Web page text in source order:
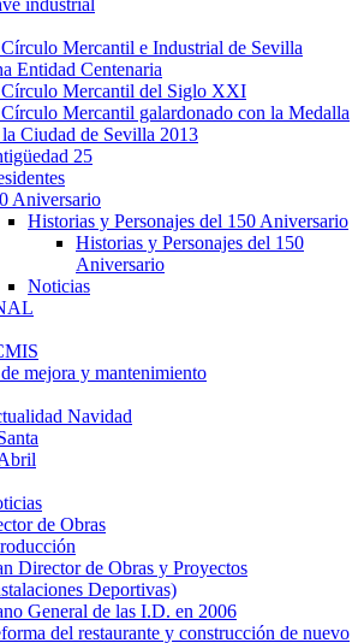
industrial
Mercantil e Industrial de Sevilla
Entidad Centenaria
Mercantil del Siglo XXI
Mercantil galardonado con la Medalla
Ciudad de Sevilla 2013
25
Aniversario
Historias y Personajes del 150 Aniversario
Historias y Personajes del 150
Aniversario
Noticias
mejora y mantenimiento
Navidad
de Obras
Director de Obras y Proyectos
Deportivas)
General de las I.D. en 2006
del restaurante y construcción de nuevo